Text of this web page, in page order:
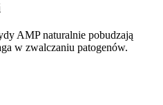
AMP naturalnie pobudzają
w zwalczaniu patogenów.